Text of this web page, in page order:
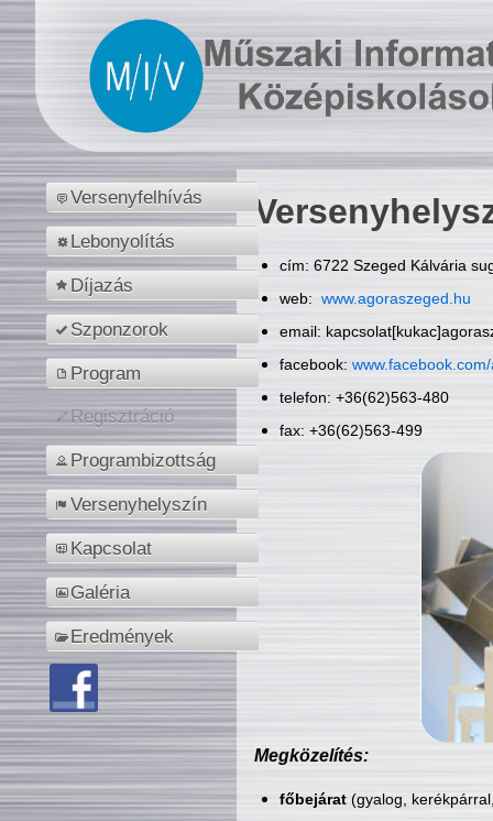
Versenyfelhívás
Lebonyolítás
Díjazás
Szponzorok
Program
Regisztráció
Programbizottság
Versenyhelyszín
Kapcsolat
Galéria
Eredmények
cím: 6722 Szeged Kálvária
web: www.agoraszeged.hu
email:
facebook:
telefon: +36(62)563-480
fax: +36(62)563-499
Megközelítés:
főbejárat(gyalog,